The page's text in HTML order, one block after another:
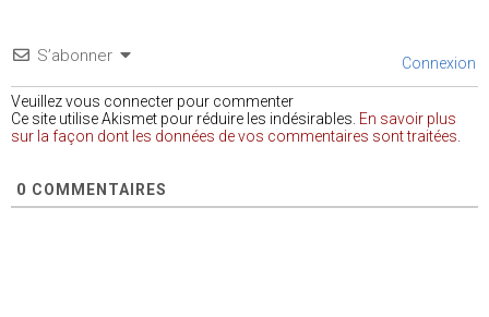
S’abonner Connexion
Veuillez vous connecter pour commenter
Ce site utilise Akismet pour réduire les indésirables. En savoir plus
sur la façon dont les données de vos commentaires sont traitées
0 COMMENTAIRES